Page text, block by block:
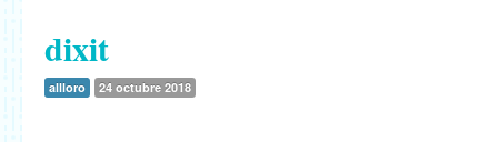
dixit
allloro 24 octubre 2018